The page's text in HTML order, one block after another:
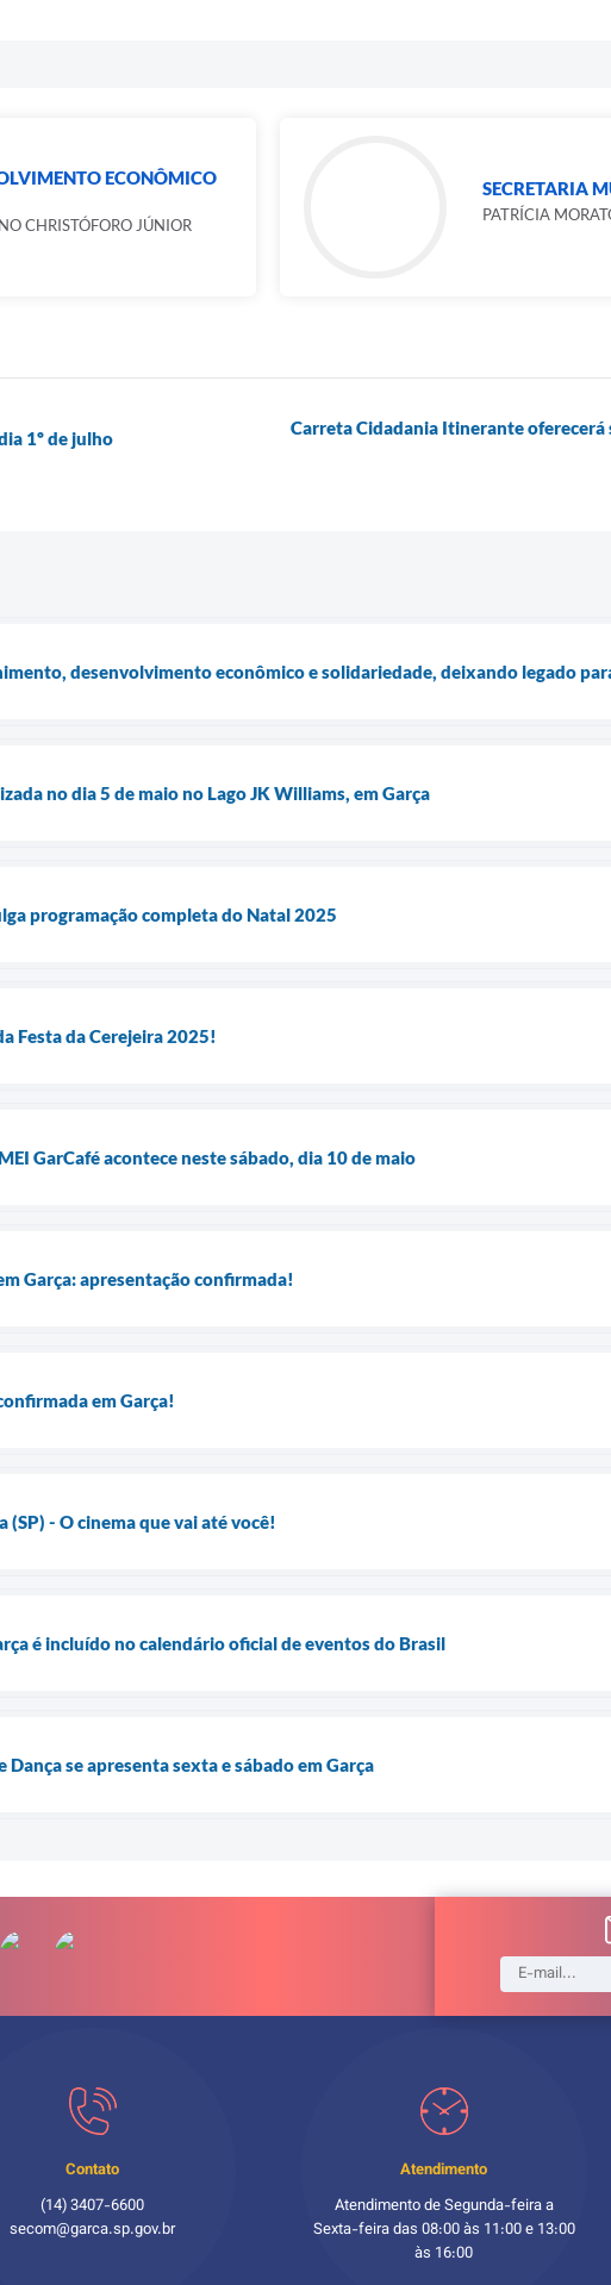
ECONÔMICO
CHRISTÓFORO JÚNIOR
SECRETARIA
PATRÍCIA
1º de julho
Carreta Cidadania Itinerante
desenvolvimento econômico e solidariedade, deixando legado
no dia 5 de maio no Lago JK Williams, em Garça
programação completa do Natal 2025
Festa da Cerejeira 2025!
GarCafé acontece neste sábado, dia 10 de maio
Garça: apresentação confirmada!
em Garça!
(SP) - O cinema que vai até você!
é incluído no calendário oficial de eventos do Brasil
Dança se apresenta sexta e sábado em Garça
Contato
(14) 3407-6600
secom@garca.sp.gov.br
Atendimento
Atendimento de Segunda-feira a
Sexta-feira das 08:00 às 11:00 e 13:00
às 16:00